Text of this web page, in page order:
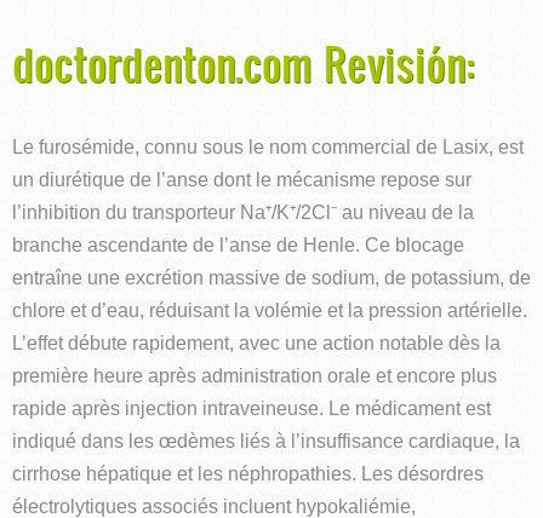
doctordenton.com Revisión:
Le furosémide, connu sous le nom commercial de Lasix, est
un diurétique de l’anse dont le mécanisme repose sur
l’inhibition du transporteur Na⁺/K⁺/2Cl⁻ au niveau de la
branche ascendante de l’anse de Henle. Ce blocage
entraîne une excrétion massive de sodium, de potassium, de
chlore et d’eau, réduisant la volémie et la pression artérielle.
L’effet débute rapidement, avec une action notable dès la
première heure après administration orale et encore plus
rapide après injection intraveineuse. Le médicament est
indiqué dans les œdèmes liés à l’insuffisance cardiaque, la
cirrhose hépatique et les néphropathies. Les désordres
électrolytiques associés incluent hypokaliémie,